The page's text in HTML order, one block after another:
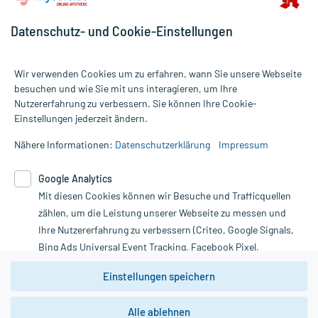
Alle Preise gelten inkl. MwSt., ggf. zzgl. Versandkosten
Informationen auf dieser Website werden ausschließlich für
die Untersuchung und Behandlung durch einen Arzt. Bitte
Therapien eingeleitet werden können. | Diese Webseite benutzt
Google Analytics. Lesen Sie bitte dazu die wichtigen Hinweise in
unserer Datenschutzerklärung. Für den Widerruf einer Bestellung
nutzen Sie das Formular:
Vertrag widerrufen
*Hinweise zu unseren Aktionen und Bewertungen
Datenschutz- und Cookie-Einstellungen
Wir verwenden Cookies um zu erfahren, wann Sie unsere Webseite
besuchen und wie Sie mit uns interagieren, um Ihre
Nutzererfahrung zu verbessern. Sie können Ihre Cookie-
Einstellungen jederzeit ändern.
Nähere Informationen: Datenschutzerklärung Impressum
Google Analytics
Mit diesen Cookies können wir Besuche und Trafficquellen
zählen, um die Leistung unserer Webseite zu messen und
Ihre Nutzererfahrung zu verbessern (Criteo, Google Signals,
Bing Ads Universal Event Tracking, Facebook Pixel,
Youtube-Social Plugin).
Wir weisen darauf hin, dass die
zwingend den Europäischen Anforderungen gem. EU-
Einstellungen speichern
Alle ablehnen